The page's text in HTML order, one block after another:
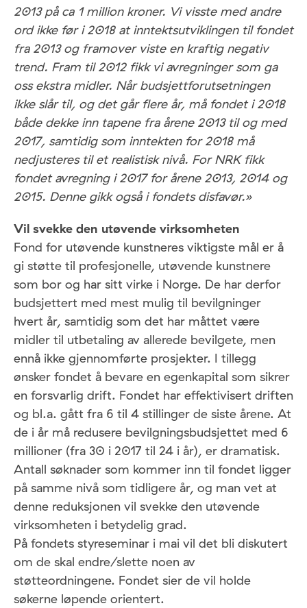
2013 på ca 1 million kroner. Vi visste med andre
ord ikke før i 2018 at inntektsutviklingen til fondet
fra 2013 og framover viste en kraftig negativ
trend. Fram til 2012 fikk vi avregninger som ga
oss ekstra midler. Når budsjettforutsetningen
ikke slår til, og det går flere år, må fondet i 2018
både dekke inn tapene fra årene 2013 til og med
2017, samtidig som inntekten for 2018 må
nedjusteres til et realistisk nivå. For NRK fikk
fondet avregning i 2017 for årene 2013, 2014 og
2015. Denne gikk også i fondets disfavør.»
Vil svekke den utøvende virksomheten
Fond for utøvende kunstneres viktigste mål er å
gi støtte til profesjonelle, utøvende kunstnere
som bor og har sitt virke i Norge. De har derfor
budsjettert med mest mulig til bevilgninger
hvert år, samtidig som det har måttet være
midler til utbetaling av allerede bevilgete, men
ennå ikke gjennomførte prosjekter. I tillegg
ønsker fondet å bevare en egenkapital som sikrer
en forsvarlig drift. Fondet har effektivisert driften
og bl.a. gått fra 6 til 4 stillinger de siste årene. At
de i år må redusere bevilgningsbudsjettet med 6
millioner (fra 30 i 2017 til 24 i år), er dramatisk.
Antall søknader som kommer inn til fondet ligger
på samme nivå som tidligere år, og man vet at
denne reduksjonen vil svekke den utøvende
virksomheten i betydelig grad.
På fondets styreseminar i mai vil det bli diskutert
om de skal endre/slette noen av
støtteordningene. Fondet sier de vil holde
søkerne løpende orientert.